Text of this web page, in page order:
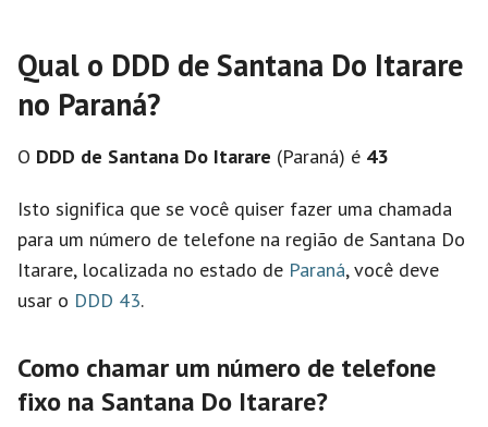
Qual o DDD de Santana Do Itarare
no Paraná?
O DDD de Santana Do Itarare (Paraná) é 43
Isto significa que se você quiser fazer uma chamada
para um número de telefone na região de Santana Do
Itarare, localizada no estado de Paraná, você deve
usar o DDD 43.
Como chamar um número de telefone
fixo na Santana Do Itarare?